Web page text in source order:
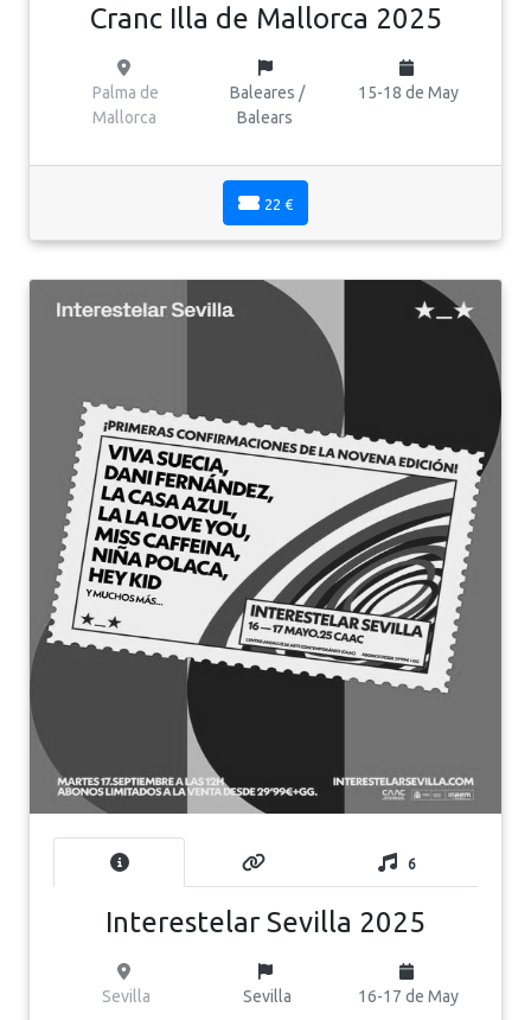
Cranc Illa de Mallorca 2025
Palma de
Mallorca
Baleares /
Balears
15-18 de May
22 €
6
Interestelar Sevilla 2025
Sevilla Sevilla 16-17 de May